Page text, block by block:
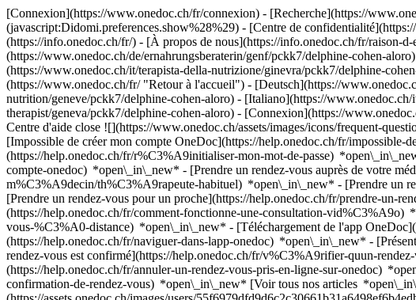
[Connexion](https://www.onedoc.ch/fr/connexion) - [Recherche](https://
(javascript:Didomi.preferences.show%28%29) - [Centre de
(https://info.onedoc.ch/fr/) - [À propos de nous](https://info.onedoc.ch/fr/raison-
(https://www.onedoc.ch/de/ernahrungsberaterin/genf/pckk7/delphine-cohen-
(https://www.onedoc.ch/it/terapista-della-nutrizione/ginevra/pckk7/delphine-
(https://www.onedoc.ch/fr/ "Retour à l'accueil") - [Deutsch](https://
nutrition/geneve/pckk7/delphine-cohen-aloro) - [Italiano](https://
therapist/geneva/pckk7/delphine-cohen-aloro) - [Connexion](https://
Centre d'aide close ![](https://www.onedoc.ch/assets/images/icons/frequent-
[Impossible de créer mon compte OneDoc](https://help.onedoc.ch/fr/
(https://help.onedoc.ch/fr/r%C3%A9initialiser-mon-mot-de-passe)
compte-onedoc) *open\_in\_new* - [Prendre un rendez-vous auprès de votre
m%C3%A9decin/th%C3%A9rapeute-habituel) *open\_in\_new* - [Prendre un
[Prendre un rendez-vous pour un proche](https://help.onedoc.ch/fr/prendre-un-
(https://help.onedoc.ch/fr/comment-fonctionne-une-consultation-vid%C3%A9o)
vous-%C3%A0-distance) *open\_in\_new* - [Téléchargement de l'app
(https://help.onedoc.ch/fr/naviguer-dans-lapp-onedoc) *open\_in\_new* -
rendez-vous est confirmé](https://help.onedoc.ch/fr/v%C3%A9rifier-quun-
(https://help.onedoc.ch/fr/annuler-un-rendez-vous-pris-en-ligne-sur-onedoc)
confirmation-de-rendez-vous) *open\_in\_new* [Voir tous nos articles